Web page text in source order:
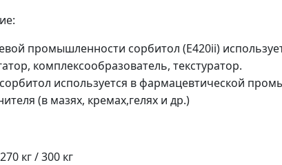
промышленности сорбитол (E420ii)
комплексообразователь, текстуратор.
используется в фармацевтической
(в мазях, кремах,гелях и др.)
кг / 300 кг